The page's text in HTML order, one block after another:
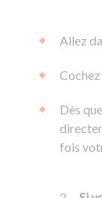
Allez
Dès
fois